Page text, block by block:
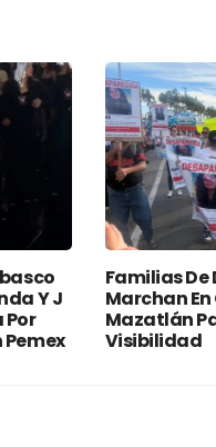
Y J
Por
Familias
Marchan
Mazatlán
Visibilidad